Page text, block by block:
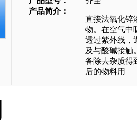
产品简介：
直接法氧化锌
物。在空气中
透过紫外线，
及与酸碱接触
备除去杂质得
后的物料用